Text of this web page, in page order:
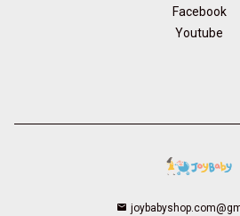
Facebook
Youtube